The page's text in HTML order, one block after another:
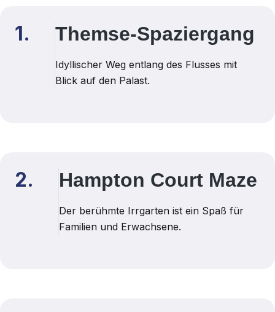
1. Themse-Spaziergang
Idyllischer Weg entlang des Flusses mit
Blick auf den Palast.
2. Hampton Court Maze
Der berühmte Irrgarten ist ein Spaß für
Familien und Erwachsene.